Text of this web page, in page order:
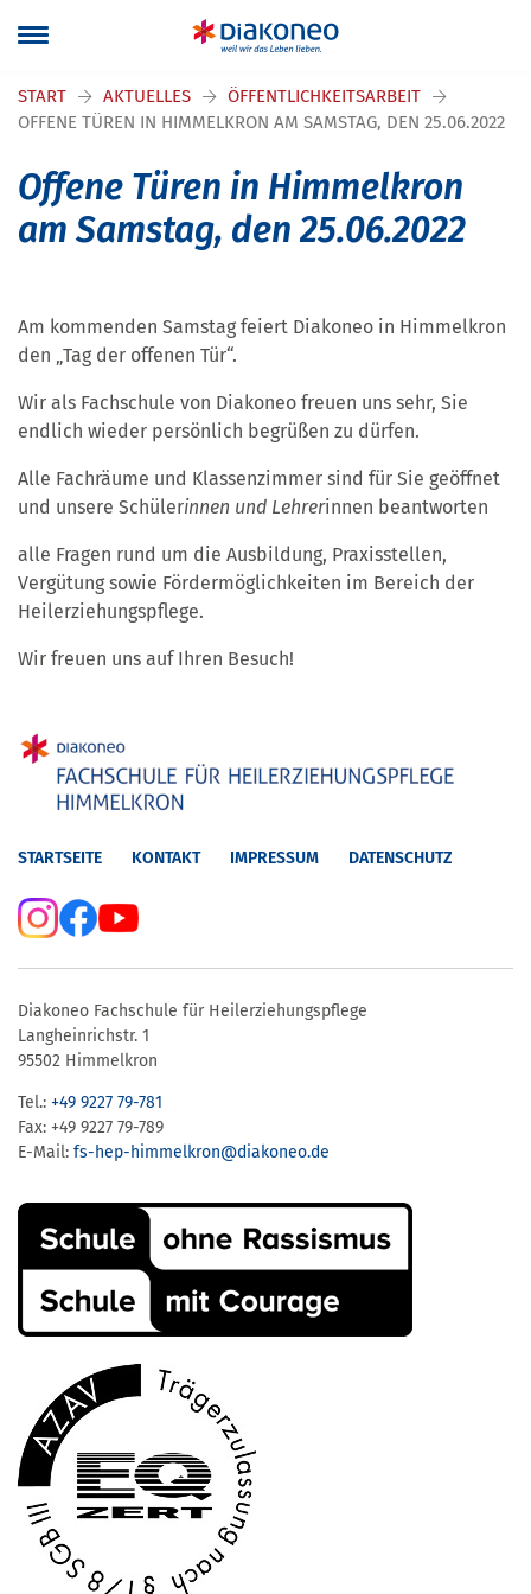
START AKTUELLES
ÖFFENTLICHKEITSARBEIT
OFFENE TÜREN IN HIMMELKRON AM SAMSTAG, DEN 25.06.2022
Offene Türen in Himmelkron
am Samstag, den 25.06.2022
Am kommenden Samstag feiert Diakoneo in Himmelkron
den „Tag der offenen Tür“.
Wir als Fachschule von Diakoneo freuen uns sehr, Sie
endlich wieder persönlich begrüßen zu dürfen.
Alle Fachräume und Klassenzimmer sind für Sie geöffnet
und unsere Schülerinnen und Lehrerinnen beantworten
alle Fragen rund um die Ausbildung, Praxisstellen,
Vergütung sowie Fördermöglichkeiten im Bereich der
Heilerziehungspflege.
Wir freuen uns auf Ihren Besuch!
STARTSEITE KONTAKT IMPRESSUM DATENSCHUTZ
Diakoneo Fachschule für Heilerziehungspflege
Langheinrichstr. 1
95502 Himmelkron
Tel.: +49 9227 79-781
Fax: +49 9227 79-789
E-Mail: fs-hep-himmelkron​@diakoneo.de